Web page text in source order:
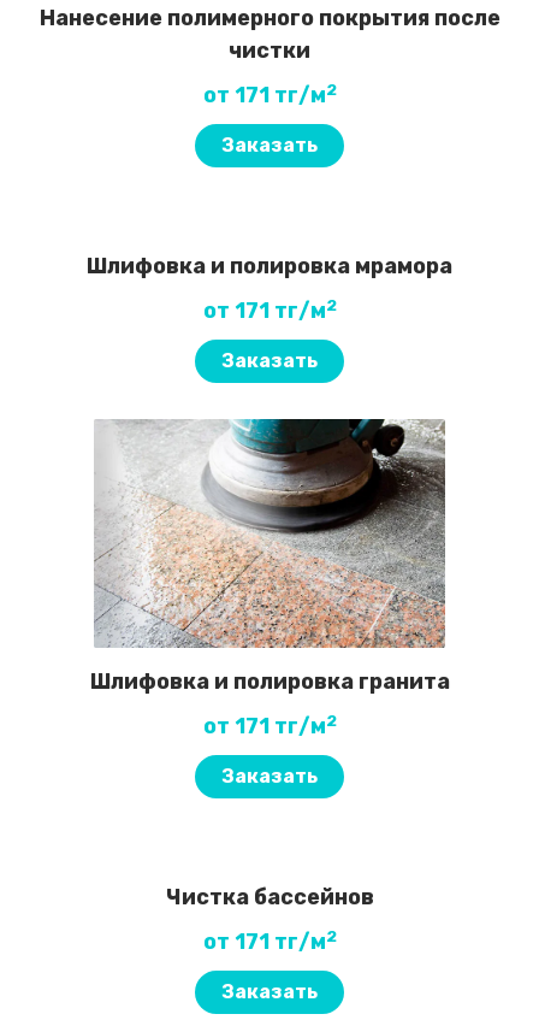
Нанесение полимерного покрытия после
чистки
от 171 тг/м2
Заказать
Шлифовка и полировка мрамора
от 171 тг/м2
Заказать
Шлифовка и полировка гранита
от 171 тг/м2
Заказать
Чистка бассейнов
от 171 тг/м2
Заказать